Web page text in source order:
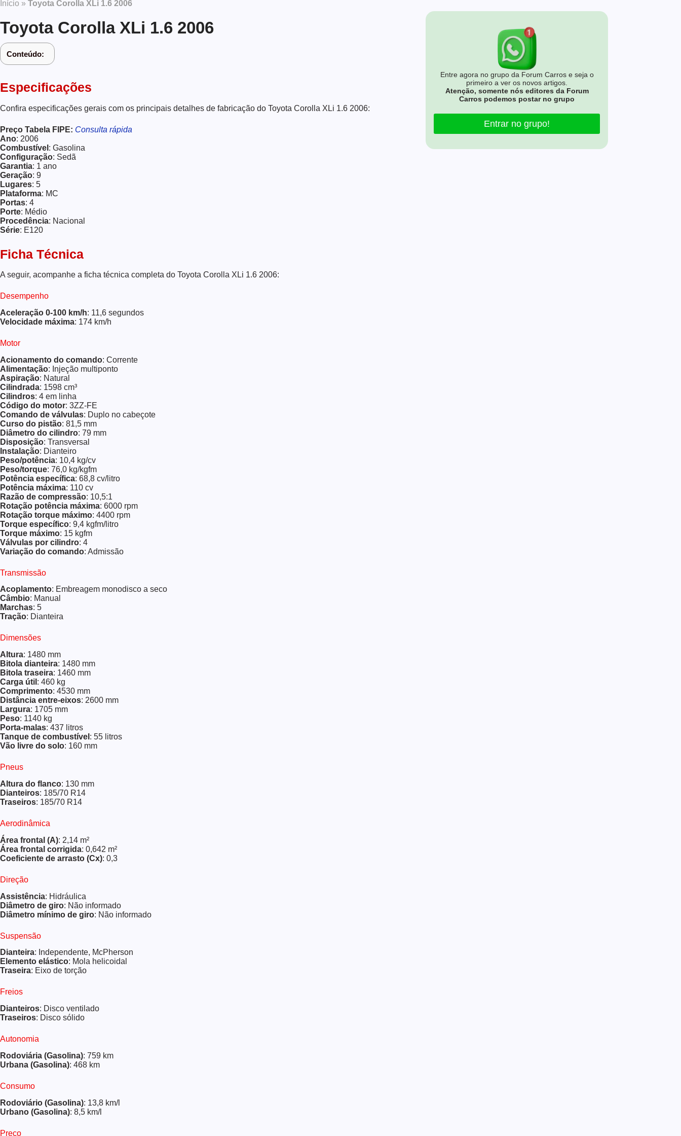
Início » Toyota Corolla XLi 1.6 2006
Toyota Corolla XLi 1.6 2006
Conteúdo:
Especificações
Confira especificações gerais com os principais detalhes de fabricação do Toyota Corolla XLi 1.6 2006:
Preço Tabela FIPE: Consulta rápida
Ano: 2006
Combustível : Gasolina
Configuração: Sedã
Garantia: 1 ano
Geração: 9
Lugares: 5
Plataforma: MC
Portas: 4
Porte: Médio
Procedência: Nacional
Série: E120
Ficha Técnica
A seguir, acompanhe a ficha técnica completa do Toyota Corolla XLi 1.6 2006:
Desempenho
Aceleração 0-100 km/h: 11,6 segundos
Velocidade máxima: 174 km/h
Motor
Acionamento do comando: Corrente
Alimentação: Injeção multiponto
Aspiração: Natural
Cilindrada: 1598 cm³
Cilindros: 4 em linha
Código do motor: 3ZZ-FE
Comando de válvulas: Duplo no cabeçote
Curso do pistão: 81,5 mm
Diâmetro do cilindro: 79 mm
Disposição: Transversal
Instalação: Dianteiro
Peso/potência: 10,4 kg/cv
Peso/torque: 76,0 kg/kgfm
Potência específica: 68,8 cv/litro
Potência máxima: 110 cv
Razão de compressão: 10,5:1
Rotação potência máxima: 6000 rpm
Rotação torque máximo: 4400 rpm
Torque específico: 9,4 kgfm/litro
Torque máximo: 15 kgfm
Válvulas por cilindro: 4
Variação do comando: Admissão
Transmissão
Acoplamento: Embreagem monodisco a seco
Câmbio: Manual
Marchas: 5
Tração: Dianteira
Dimensões
Altura: 1480 mm
Bitola dianteira: 1480 mm
Bitola traseira: 1460 mm
Carga útil : 460 kg
Comprimento: 4530 mm
Distância entre-eixos: 2600 mm
Largura: 1705 mm
Peso: 1140 kg
Porta-malas: 437 litros
Tanque de combustível : 55 litros
Vão livre do solo: 160 mm
Pneus
Altura do flanco: 130 mm
Dianteiros: 185/70 R14
Traseiros: 185/70 R14
Aerodinâmica
Área frontal (A): 2,14 m²
Área frontal corrigida: 0,642 m²
Coeficiente de arrasto (Cx): 0,3
Direção
Assistência: Hidráulica
Diâmetro de giro: Não informado
Diâmetro mínimo de giro: Não informado
Suspensão
Dianteira: Independente, McPherson
Elemento elástico: Mola helicoidal
Traseira: Eixo de torção
Freios
Dianteiros: Disco ventilado
Traseiros: Disco sólido
Autonomia
Rodoviária (Gasolina): 759 km
Urbana (Gasolina): 468 km
Consumo
Rodoviário (Gasolina): 13,8 km/l
Urbano (Gasolina): 8,5 km/l
Preço
Entre agora no grupo da Forum Carros e seja o
primeiro a ver os novos artigos.
Atenção, somente nós editores da Forum
Carros podemos postar no grupo
Entrar no grupo!